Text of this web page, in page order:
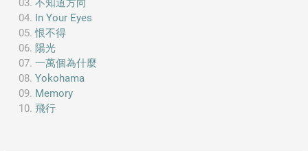
不知道方向
In Your Eyes
恨不得
陽光
一萬個為什麼
Yokohama
Memory
飛行